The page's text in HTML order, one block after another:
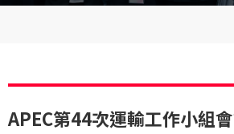
APEC第44次運輸工作小組